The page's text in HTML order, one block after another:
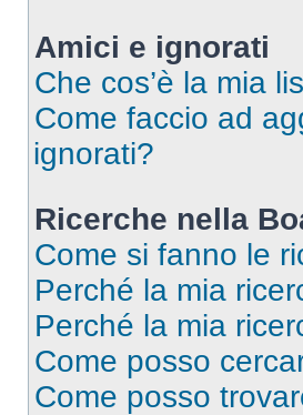
Amici e ignorati
Che cos’è la mia
Come faccio ad
ignorati?
Ricerche nella
Come si fanno le
Perché la mia
Perché la mia
Come posso
Come posso